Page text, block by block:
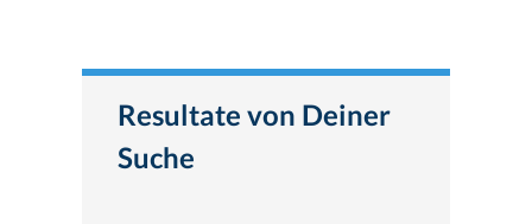
Resultate von Deiner
Suche